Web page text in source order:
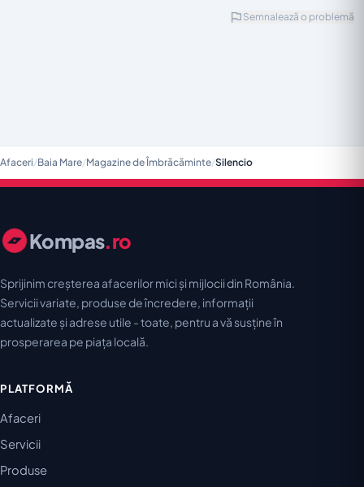
Semnalează o problemă
Afaceri/Baia Mare/Magazine de Îmbrăcăminte/Silencio
Kompas.ro
Sprijinim creșterea afacerilor mici și mijlocii din România.
Servicii variate, produse de încredere, informații
actualizate și adrese utile - toate, pentru a vă susține în
prosperarea pe piața locală.
PLATFORMĂ
Afaceri
Servicii
Produse